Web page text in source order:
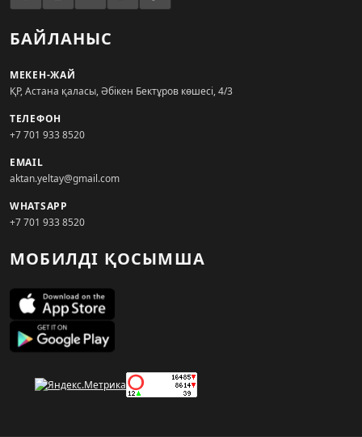
БАЙЛАНЫС
МЕКЕН-ЖАЙ
ҚР, Астана қаласы, Әбікен Бектұров көшесі, 4/3
ТЕЛЕФОН
+7 701 933 8520
EMAIL
aktan.yeltay@gmail.com
WHATSAPP
+7 701 933 8520
МОБИЛДІ ҚОСЫМША